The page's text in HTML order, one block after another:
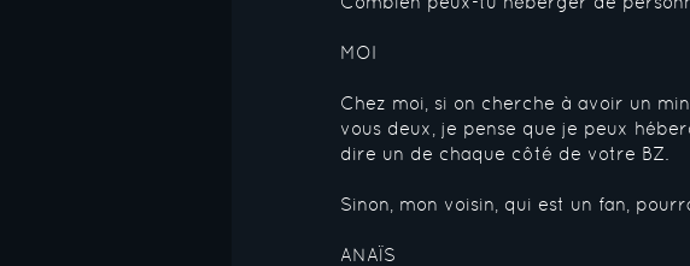
MOI
Chez moi, si on cherche à avoir un
vous deux, je pense que je peux
dire un de chaque côté de votre BZ.
Sinon, mon voisin, qui est un fan,
ANAÏS